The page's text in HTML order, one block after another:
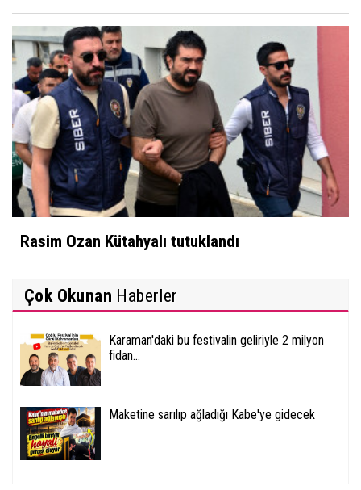
Rasim Ozan Kütahyalı tutuklandı
Çok Okunan Haberler
Karaman'daki bu festivalin geliriyle 2 milyon
fidan...
Maketine sarılıp ağladığı Kabe'ye gidecek